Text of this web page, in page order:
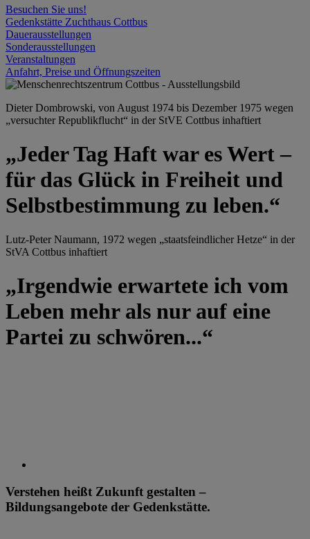
Besuchen Sie uns!
Gedenkstätte Zuchthaus Cottbus
Dauerausstellungen
Sonderausstellungen
Veranstaltungen
Anfahrt, Preise und Öffnungszeiten
Dieter Dombrowski, von August 1974 bis Dezember 1975 wegen
„versuchter Republikflucht“ in der StVE Cottbus inhaftiert
„Jeder Tag Haft war es Wert –
für das Glück in Freiheit und
Selbstbestimmung zu leben.“
Lutz-Peter Naumann, 1972 wegen „staatsfeindlicher Hetze“ in der
StVA Cottbus inhaftiert
„Irgendwie erwartete ich vom
Leben mehr als nur auf eine
Partei zu schwören...“
Verstehen heißt Zukunft gestalten –
Bildungsangebote der Gedenkstätte.